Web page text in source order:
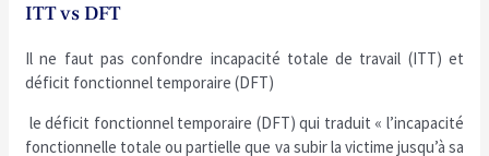
ITT vs DFT
Il ne faut pas confondre incapacité totale de travail (ITT) et
déficit fonctionnel temporaire (DFT)
le déficit fonctionnel temporaire (DFT) qui traduit « l’incapacité
fonctionnelle totale ou partielle que va subir la victime jusqu’à sa